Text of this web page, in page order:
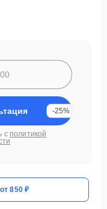
-25%
с политикой
от 850 ₽